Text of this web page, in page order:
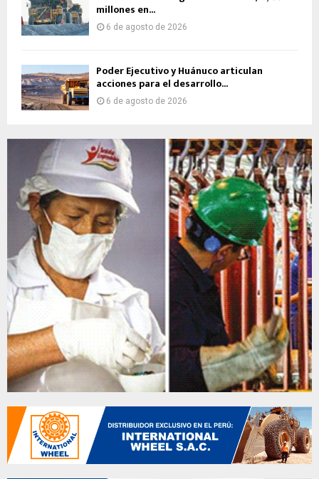
millones en...
6 de agosto de 2026
Poder Ejecutivo y Huánuco articulan
acciones para el desarrollo...
6 de agosto de 2026